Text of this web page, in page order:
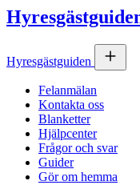
Hyresgästguiden
Felanmälan
Kontakta oss
Blanketter
Hjälpcenter
Frågor och svar
Guider
Gör om hemma